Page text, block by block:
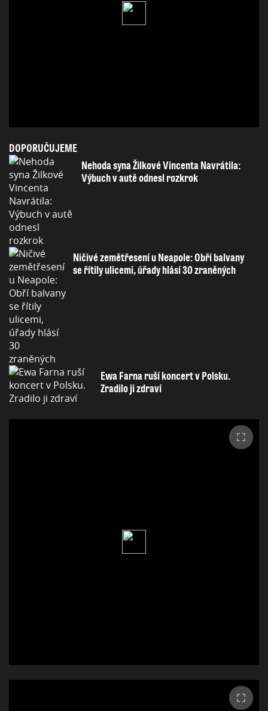
DOPORUČUJEME
Nehoda syna Žilkové Vincenta Navrátila:
Výbuch v autě odnesl rozkrok
Ničivé zemětřesení u Neapole: Obří balvany
se řítily ulicemi, úřady hlásí 30 zraněných
Ewa Farna ruší koncert v Polsku.
Zradilo ji zdraví